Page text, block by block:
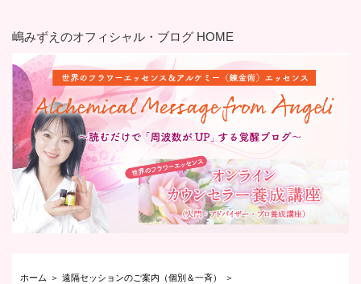
嶋みずえのオフィシャル・ブログ HOME
ホーム ＞ 遠隔セッションのご案内（個別＆一斉） ＞